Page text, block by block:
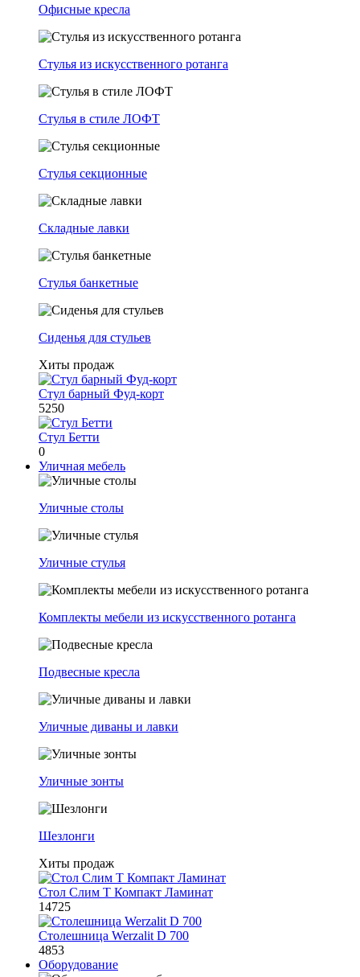
Офисные кресла
Стулья из искусственного ротанга
Стулья в стиле ЛОФТ
Стулья секционные
Складные лавки
Стулья банкетные
Сиденья для стульев
Хиты продаж
Стул барный Фуд-корт
5250
Стул Бетти
0
Уличная мебель
Уличные столы
Уличные стулья
Комплекты мебели из искусственного ротанга
Подвесные кресла
Уличные диваны и лавки
Уличные зонты
Шезлонги
Хиты продаж
Стол Слим Т Компакт Ламинат
14725
Столешница Werzalit D 700
4853
Оборудование